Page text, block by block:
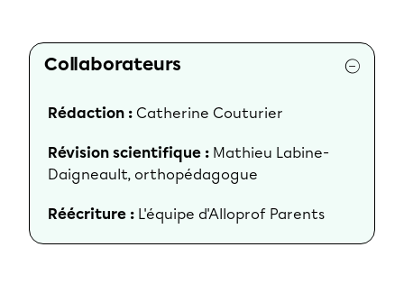
Collaborateurs
Rédaction : Catherine Couturier
Révision scientifique : Mathieu Labine-
Daigneault, orthopédagogue
Réécriture : L'équipe d'Alloprof Parents